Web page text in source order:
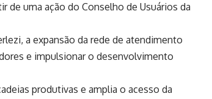
de uma ação do Conselho de Usuários da
a expansão da rede de atendimento
e impulsionar o desenvolvimento
produtivas e amplia o acesso da